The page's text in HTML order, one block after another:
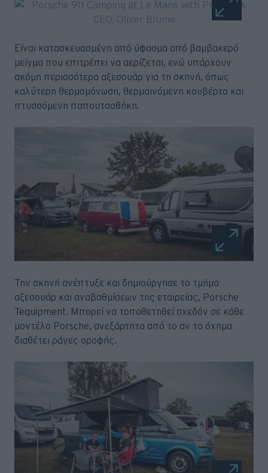
Είναι κατασκευασμένη από ύφασμα από βαμβακερό
μείγμα που επιτρέπει να αερίζεται, ενώ υπάρχουν
ακόμη περισσότερα αξεσουάρ για τη σκηνή, όπως
καλύτερη θερμομόνωση, θερμαινόμενη κουβέρτα και
πτυσσόμενη παπουτσοθήκη.
Την σκηνή ανέπτυξε και δημιούργησε το τμήμα
αξεσουάρ και αναβαθμίσεων της εταιρείας, Porsche
Tequipment. Μπορεί να τοποθετηθεί σχεδόν σε κάθε
μοντέλο Porsche, ανεξάρτητα από το αν το όχημα
διαθέτει ράγες οροφής.